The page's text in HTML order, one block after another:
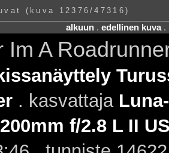
(kuva 12376/47316)
alkuun. edellinen kuva.
Im A
. kasvattaja
f/2.8 L II